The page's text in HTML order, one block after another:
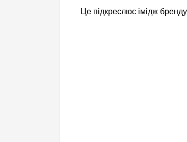
Це підкреслює імідж